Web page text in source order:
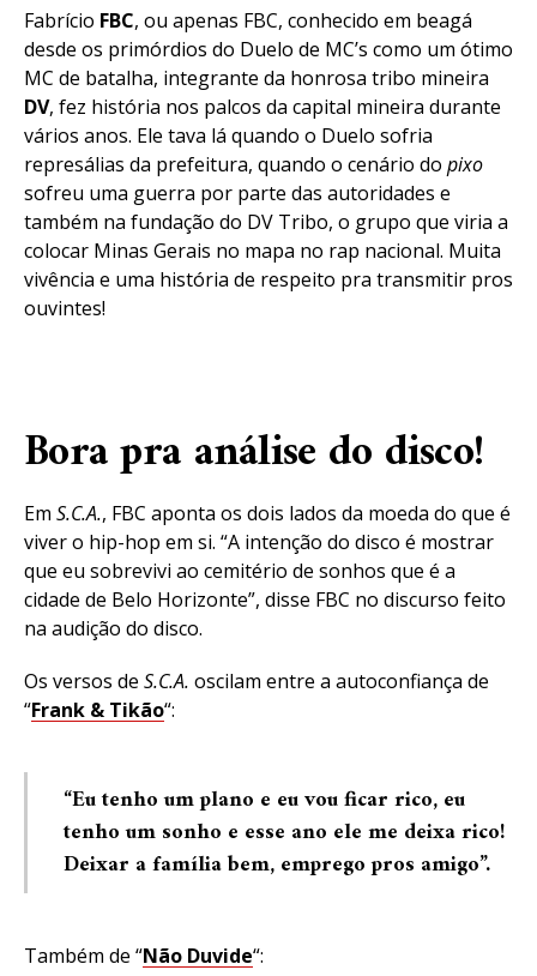
Fabrício FBC, ou apenas FBC, conhecido em beagá
desde os primórdios do Duelo de MC’s como um ótimo
MC de batalha, integrante da honrosa tribo mineira
DV, fez história nos palcos da capital mineira durante
vários anos. Ele tava lá quando o Duelo sofria
represálias da prefeitura, quando o cenário do pixo
sofreu uma guerra por parte das autoridades e
também na fundação do DV Tribo, o grupo que viria a
colocar Minas Gerais no mapa no rap nacional. Muita
vivência e uma história de respeito pra transmitir pros
ouvintes!
Bora pra análise do disco!
Em S.C.A., FBC aponta os dois lados da moeda do que é
viver o hip-hop em si. “A intenção do disco é mostrar
que eu sobrevivi ao cemitério de sonhos que é a
cidade de Belo Horizonte”, disse FBC no discurso feito
na audição do disco.
Os versos de S.C.A. oscilam entre a autoconfiança de
“Frank & Tikão“:
“Eu tenho um plano e eu vou ficar rico, eu
tenho um sonho e esse ano ele me deixa rico!
Deixar a família bem, emprego pros amigo”.
Também de “Não Duvide“: